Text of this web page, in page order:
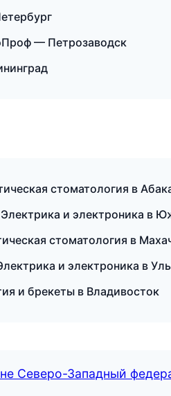
— Петрозаводск
стоматология в
и электроника в
стоматология в
и электроника в
и брекеты в Владивосток
Северо-Западный